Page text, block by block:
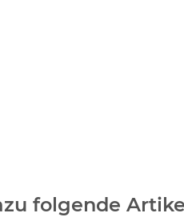
folgende